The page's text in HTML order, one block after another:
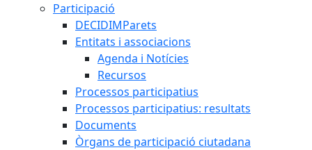
Participació
DECIDIMParets
Entitats i associacions
Agenda i Notícies
Recursos
Processos participatius
Processos participatius: resultats
Documents
Òrgans de participació ciutadana